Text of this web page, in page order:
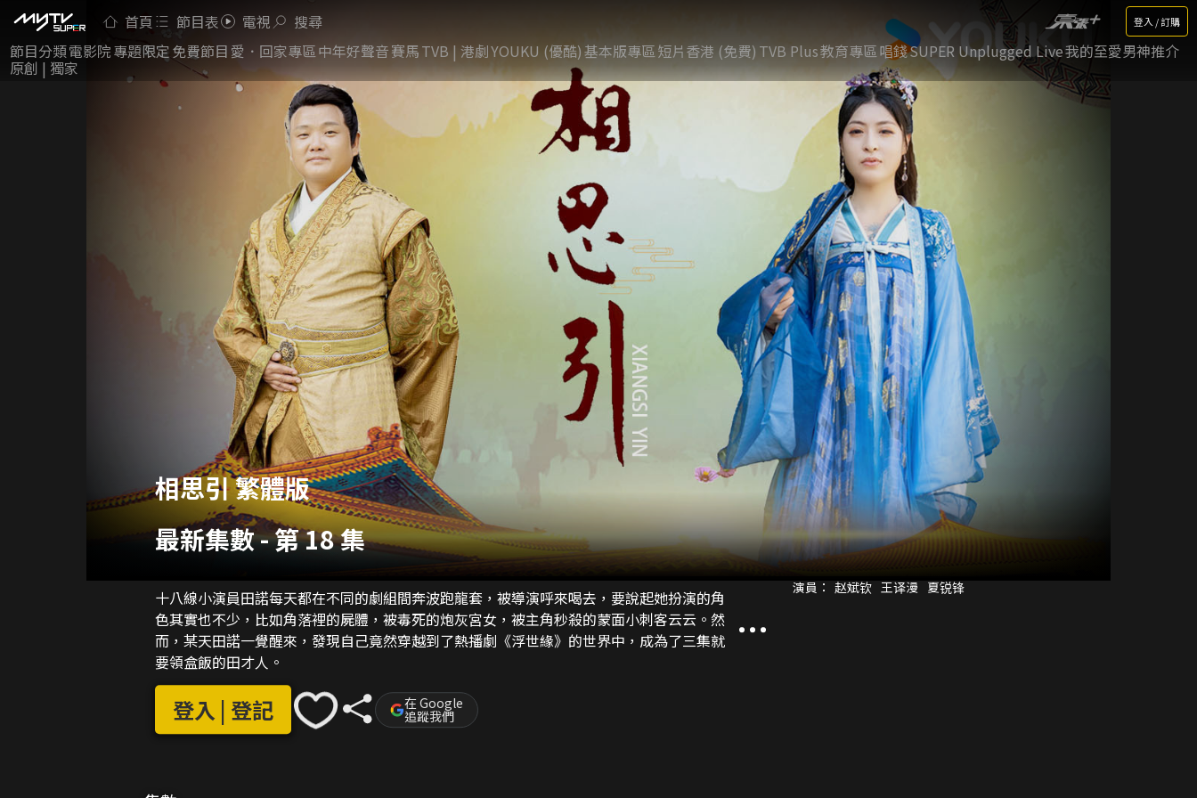
首頁 節目表 電視 搜尋 登入 / 訂購
節目分類電影院專題限定免費節目 愛．回家專區中年好聲音賽馬TVB | 港劇YOUKU (優酷)基本版專區短片香港 (免費) TVB Plus教育專區唱錢SUPER Unplugged Live我的至愛男神推介
原創 | 獨家
相思引 繁體版
最新集數-第 18 集
十八線小演員田諾每天都在不同的劇組間奔波跑龍套，被導演呼來喝去，要說起她扮演的角
色其實也不少，比如角落裡的屍體，被毒死的炮灰宮女，被主角秒殺的蒙面小刺客云云。然
而，某天田諾一覺醒來，發現自己竟然穿越到了熱播劇《浮世緣》的世界中，成為了三集就
要領盒飯的田才人。
登入 | 登記 在 Google
追蹤我們
演員： 赵斌钦 王译漫 夏锐锋